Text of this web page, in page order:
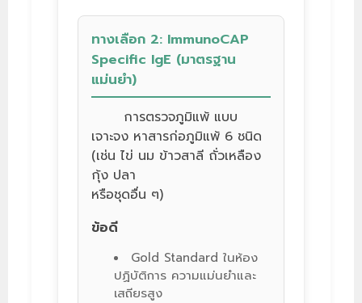
ทางเลือก 2: ImmunoCAP
Specific IgE (มาตรฐาน
แม่นยำ)
การตรวจภูมิแพ้ แบบ
เจาะจง หาสารก่อภูมิแพ้ 6 ชนิด
(เช่น ไข่ นม ข้าวสาลี ถั่วเหลือง
กุ้ง ปลา
หรือชุดอื่น ๆ)
ข้อดี
Gold Standard ในห้อง
ปฏิบัติการ ความแม่นยำและ
เสถียรสูง